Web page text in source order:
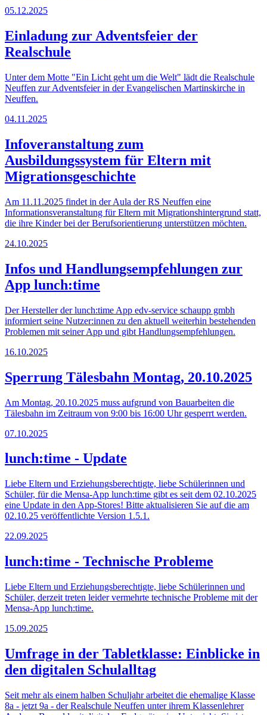
05.12.2025
Einladung zur Adventsfeier der
Realschule
Unter dem Motte "Ein Licht geht um die Welt" lädt die Realschule
Neuffen zur Adventsfeier in der Evangelischen Martinskirche in
Neuffen.
04.11.2025
Infoveranstaltung zum
Ausbildungssystem für Eltern mit
Migrationsgeschichte
Am 11.11.2025 findet in der Aula der RS Neuffen eine
Informationsveranstaltung für Eltern mit Migrationshintergrund statt,
die ihre Kinder bei der Berufsorientierung unterstützen möchten.
24.10.2025
Infos und Handlungsempfehlungen zur
App lunch:time
Der Hersteller der lunch:time App edv-service schaupp gmbh
informiert seine Nutzer:innen zu den aktuell weiterhin bestehenden
Problemen mit seiner App und gibt Handlungsempfehlungen.
16.10.2025
Sperrung Tälesbahn Montag, 20.10.2025
Am Montag, 20.10.2025 muss aufgrund von Bauarbeiten die
Tälesbahn im Zeitraum von 9:00 bis 16:00 Uhr gesperrt werden.
07.10.2025
lunch:time - Update
Liebe Eltern und Erziehungsberechtigte, liebe Schülerinnen und
Schüler, für die Mensa-App lunch:time gibt es seit dem 02.10.2025
eine Update in den App-Stores! Bitte aktualisieren Sie auf die am
02.10.25 veröffentlichte Version 1.5.1.
22.09.2025
lunch:time - Technische Probleme
Liebe Eltern und Erziehungsberechtigte, liebe Schülerinnen und
Schüler, derzeit treten leider vermehrte technische Probleme mit der
Mensa-App lunch:time.
15.09.2025
Umfrage in der Tabletklasse: Einblicke in
den digitalen Schulalltag
Seit mehr als einem halben Schuljahr arbeitet die ehemalige Klasse
8a - jetzt 9a - der Realschule Neuffen unter ihrem Klassenlehrer